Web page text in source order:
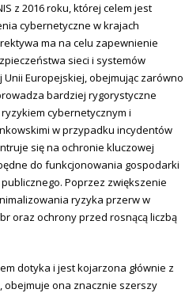
z 2016 roku, której celem jest
cybernetyczne w krajach
ma na celu zapewnienie
sieci i systemów
Europejskiej, obejmując zarówno
bardziej rygorystyczne
cybernetycznym i
w przypadku incydentów
się na ochronie kluczowej
do funkcjonowania gospodarki
Poprzez zwiększenie
ryzyka przerw w
oraz ochrony przed rosnącą liczbą
dotyka i jest kojarzona głównie z
ona znacznie szerszy